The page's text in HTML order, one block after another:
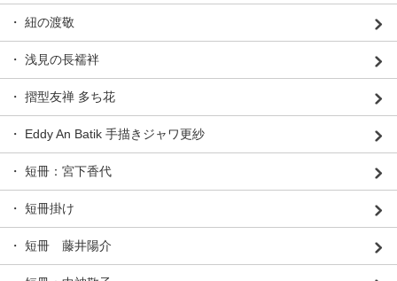
・ 紐の渡敬
・ 浅見の長襦袢
・ 摺型友禅 多ち花
・ Eddy An Batik 手描きジャワ更紗
・ 短冊：宮下香代
・ 短冊掛け
・ 短冊 藤井陽介